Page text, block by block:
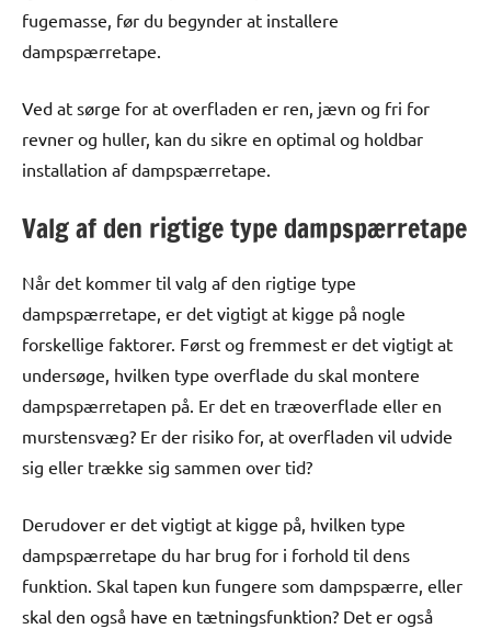
fugemasse, før du begynder at installere
dampspærretape.
Ved at sørge for at overfladen er ren, jævn og fri for
revner og huller, kan du sikre en optimal og holdbar
installation af dampspærretape.
Valg af den rigtige type dampspærretape
Når det kommer til valg af den rigtige type
dampspærretape, er det vigtigt at kigge på nogle
forskellige faktorer. Først og fremmest er det vigtigt at
undersøge, hvilken type overflade du skal montere
dampspærretapen på. Er det en træoverflade eller en
murstensvæg? Er der risiko for, at overfladen vil udvide
sig eller trække sig sammen over tid?
Derudover er det vigtigt at kigge på, hvilken type
dampspærretape du har brug for i forhold til dens
funktion. Skal tapen kun fungere som dampspærre, eller
skal den også have en tætningsfunktion? Det er også